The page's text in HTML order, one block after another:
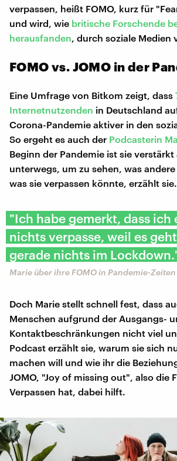
verpassen, heißt FOMO, kurz für
und wird, wie britische Forschende
herausfanden , durch soziale Medien
FOMO vs. JOMO in der
Eine Umfrage von Bitkom zeigt, dass
Internetnutzenden in Deutschland
Corona-Pandemie aktiver in den
So ergeht es auch der Podcasterin
Beginn der Pandemie ist sie verstärkt
unterwegs, um zu sehen, was
was sie verpassen könnte, erzählt sie.
"Ich habe gemerkt, dass ich
nichts verpasse, weil es
gerade nichts im
Marie über ihre FOMO in Pandemie-Zeiten
Doch Marie stellt schnell fest, dass
Menschen aufgrund der Ausgangs-
Kontaktbeschränkungen nicht viel
Podcast erzählt sie, warum sie sich
machen will und wie ihr die
JOMO, "Joy of missing out", also die
Verpassen hat, dabei hilft.